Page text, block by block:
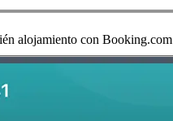
alojamiento con Booking.com